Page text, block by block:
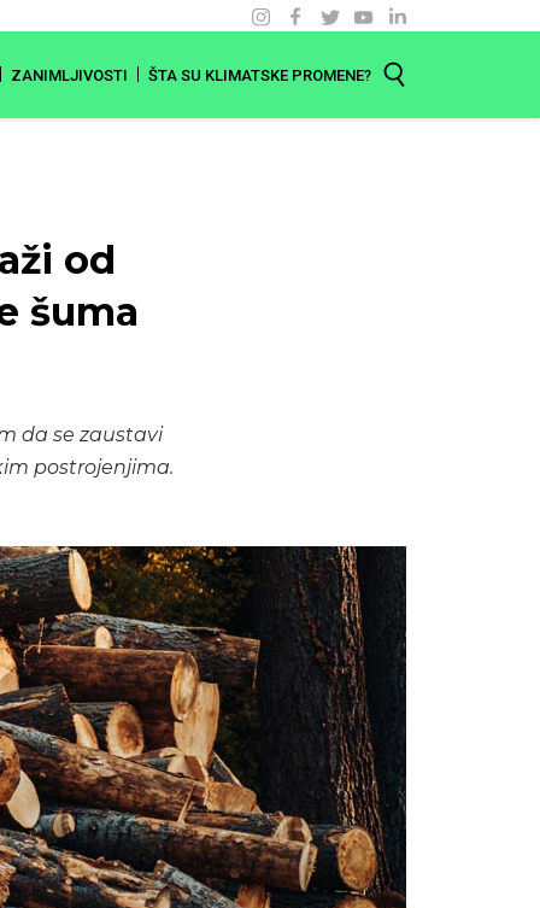
ZANIMLJIVOSTI ŠTA SU KLIMATSKE PROMENE?
od
šuma
da se zaustavi
postrojenjima.